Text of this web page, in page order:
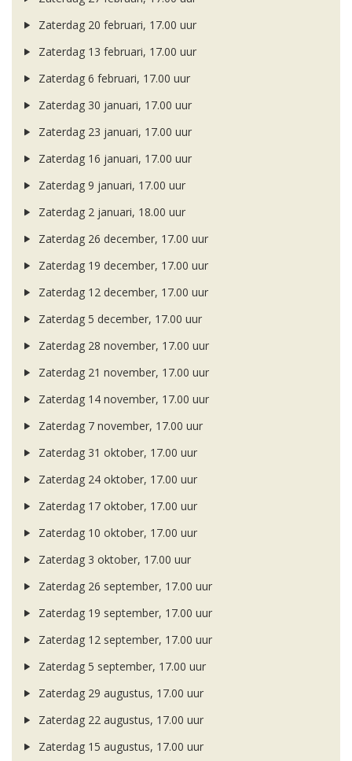
Zaterdag 20 februari, 17.00 uur
Zaterdag 13 februari, 17.00 uur
Zaterdag 6 februari, 17.00 uur
Zaterdag 30 januari, 17.00 uur
Zaterdag 23 januari, 17.00 uur
Zaterdag 16 januari, 17.00 uur
Zaterdag 9 januari, 17.00 uur
Zaterdag 2 januari, 18.00 uur
Zaterdag 26 december, 17.00 uur
Zaterdag 19 december, 17.00 uur
Zaterdag 12 december, 17.00 uur
Zaterdag 5 december, 17.00 uur
Zaterdag 28 november, 17.00 uur
Zaterdag 21 november, 17.00 uur
Zaterdag 14 november, 17.00 uur
Zaterdag 7 november, 17.00 uur
Zaterdag 31 oktober, 17.00 uur
Zaterdag 24 oktober, 17.00 uur
Zaterdag 17 oktober, 17.00 uur
Zaterdag 10 oktober, 17.00 uur
Zaterdag 3 oktober, 17.00 uur
Zaterdag 26 september, 17.00 uur
Zaterdag 19 september, 17.00 uur
Zaterdag 12 september, 17.00 uur
Zaterdag 5 september, 17.00 uur
Zaterdag 29 augustus, 17.00 uur
Zaterdag 22 augustus, 17.00 uur
Zaterdag 15 augustus, 17.00 uur